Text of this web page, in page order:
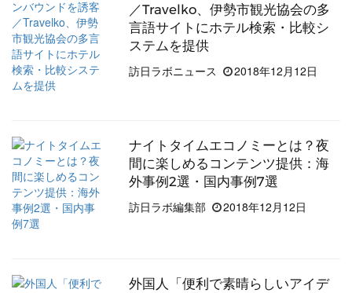
／Travelko、伊勢市観光協会の多
言語サイトにホテル検索・比較シ
ステムを提供
訪日ラボニュース
2018年12月12日
ナイトタイムエコノミーとは？夜
間に楽しめるコンテンツ提供：海
外事例2選・国内事例7選
訪日ラボ編集部
2018年12月12日
外国人「便利で素晴らしいアイデ